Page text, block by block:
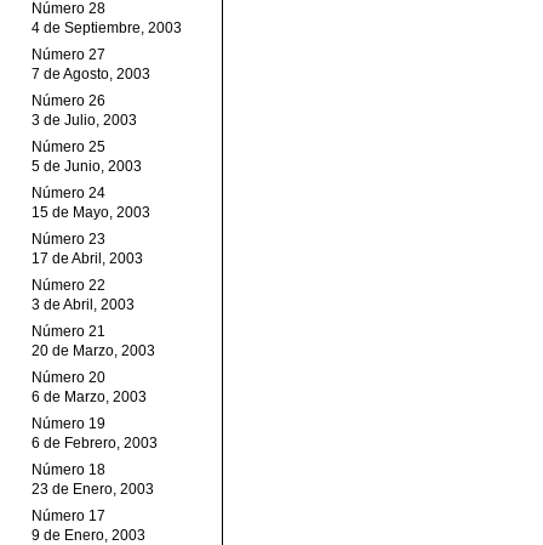
Número 28
4 de Septiembre, 2003
Número 27
7 de Agosto, 2003
Número 26
3 de Julio, 2003
Número 25
5 de Junio, 2003
Número 24
15 de Mayo, 2003
Número 23
17 de Abril, 2003
Número 22
3 de Abril, 2003
Número 21
20 de Marzo, 2003
Número 20
6 de Marzo, 2003
Número 19
6 de Febrero, 2003
Número 18
23 de Enero, 2003
Número 17
9 de Enero, 2003